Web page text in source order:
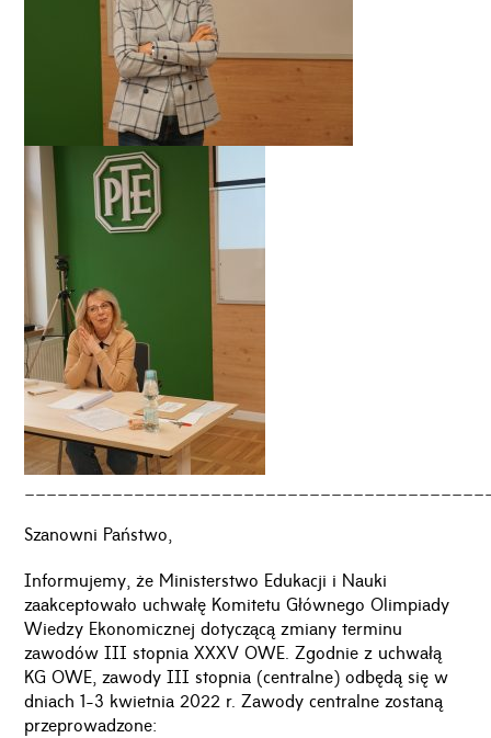
Szanowni Państwo,
Informujemy, że Ministerstwo Edukacji i Nauki
zaakceptowało uchwałę Komitetu Głównego Olimpiady
Wiedzy Ekonomicznej dotyczącą zmiany terminu
zawodów III stopnia XXXV OWE. Zgodnie z uchwałą
KG OWE, zawody III stopnia (centralne) odbędą się w
dniach 1-3 kwietnia 2022 r. Zawody centralne zostaną
przeprowadzone: